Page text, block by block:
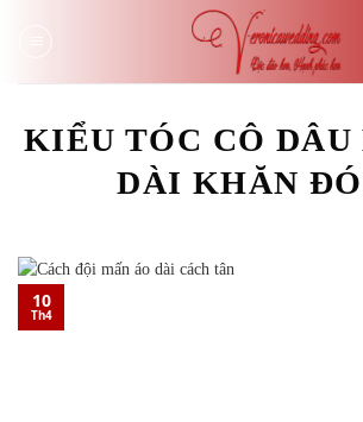
KIỂU TÓC CÔ DÂU
DÀI KHĂN
10
Th4